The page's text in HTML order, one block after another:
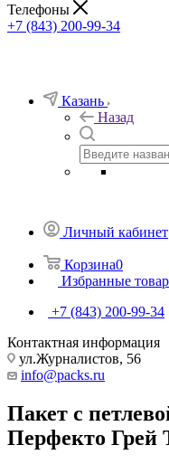
Телефоны
+7 (843) 200-99-34
Казань
Назад
Личный кабинет
Корзина0
Избранные
+7 (843) 200-99-34
Контактная информация
ул.Журналистов, 56
info@packs.ru
Пакет с
Перфекто Грей